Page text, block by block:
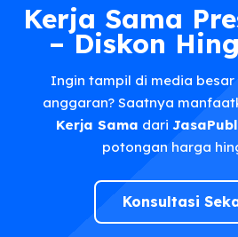
Kerja Sama
– Diskon
Ingin tampil di media
anggaran? Saatnya
Kerja Sama dari
potongan harga
Konsultasi